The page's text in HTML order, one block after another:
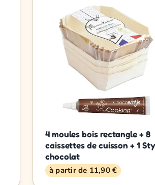
4 moules bois rectangle + 8
caissettes de cuisson + 1
chocolat
à partir de 11,90 €